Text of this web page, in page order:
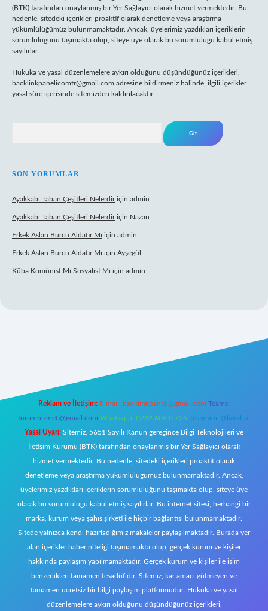
(BTK) tarafından onaylanmış bir Yer Sağlayıcı olarak hizmet vermektedir. Bu
nedenle, sitedeki içerikleri proaktif olarak denetleme veya araştırma
yükümlülüğümüz bulunmamaktadır. Ancak, üyelerimiz yazdıkları içeriklerin
sorumluluğunu taşımakta olup, siteye üye olarak bu sorumluluğu kabul etmiş
sayılırlar.
Hukuka ve yasal düzenlemelere aykırı olduğunu düşündüğünüz içerikleri,
backlinkpanelicomtr@gmail.com adresine bildirmeniz halinde, ilgili içerikler
yasal süre içerisinde sitemizden kaldırılacaktır.
SON YORUMLAR
Ayakkabı Taban Çeşitleri Nelerdiriçin admin
Ayakkabı Taban Çeşitleri Nelerdiriçin Nazan
Erkek Aslan Burcu Aldatır Mı için admin
Erkek Aslan Burcu Aldatır Mı için Ayşegül
Küba Komünist Mi Sosyalist Mi için admin
Reklam ve İletişim: E-mail: backlinkpaneli@gmail.com Teams:
forumhizmeti@gmail.com Whatsapp: 0262 606 0 726 Telegram: @karabul
Yasal Uyarı: Sitemiz, 5651 Sayılı Kanun gereğince Bilgi Teknolojileri ve
İletişim Kurumu (BTK) tarafından onaylanmış bir Yer Sağlayıcı olarak
hizmet vermektedir. Bu nedenle, sitedeki içerikleri proaktif olarak
denetleme veya araştırma yükümlülüğümüz bulunmamaktadır. Ancak,
üyelerimiz yazdıkları içeriklerin sorumluluğunu taşımakta olup, siteye üye
olarak bu sorumluluğu kabul etmiş sayılırlar. Bu internet sitesi, herhangi bir
marka, kurum veya şahıs şirketi ile hiçbir bağlantısı bulunmamaktadır.
Sitede yalnızca kendi hazırladığımız makaleler paylaşılmaktadır. Burada yer
alan içerikler haber niteliği taşımamakta olup, gerçek kurum ve kişiler
hakkında paylaşım yapılmamaktadır. Gerçek kurum ve kişiler ile isim
benzerlikleri tamamen tesadüfidir. Sitemiz, kar amacı gütmeyen ve
tamamen ücretsiz bir bilgi paylaşım platformudur. Hukuka ve yasal
düzenlemelere aykırı olduğunu düşündüğünüz içerikleri,